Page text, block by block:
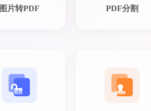
图片转PDF PDF分割